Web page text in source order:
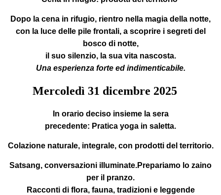
Dopo la cena in rifugio, rientro nella magia della notte,
con la luce delle pile frontali, a scoprire i segreti del
bosco di notte,
il suo silenzio, la sua vita nascosta.
Una esperienza forte ed indimenticabile.
Mercoledì 31 dicembre 2025
In orario deciso insieme la sera
precedente: Pratica yoga in saletta.
Colazionenaturale, integrale, con prodotti del territorio.
Satsang, conversazioni illuminate.Prepariamo lo zaino
per il pranzo.
Racconti di flora, fauna, tradizioni e leggende